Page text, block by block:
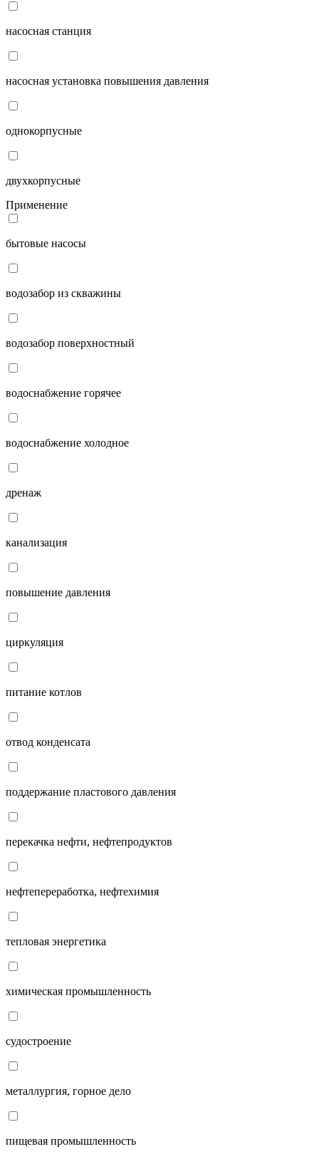
насосная станция
насосная установка повышения давления
однокорпусные
двухкорпусные
Применение
бытовые насосы
водозабор из скважины
водозабор поверхностный
водоснабжение горячее
водоснабжение холодное
дренаж
канализация
повышение давления
циркуляция
питание котлов
отвод конденсата
поддержание пластового давления
перекачка нефти, нефтепродуктов
нефтепереработка, нефтехимия
тепловая энергетика
химическая промышленность
судостроение
металлургия, горное дело
пищевая промышленность